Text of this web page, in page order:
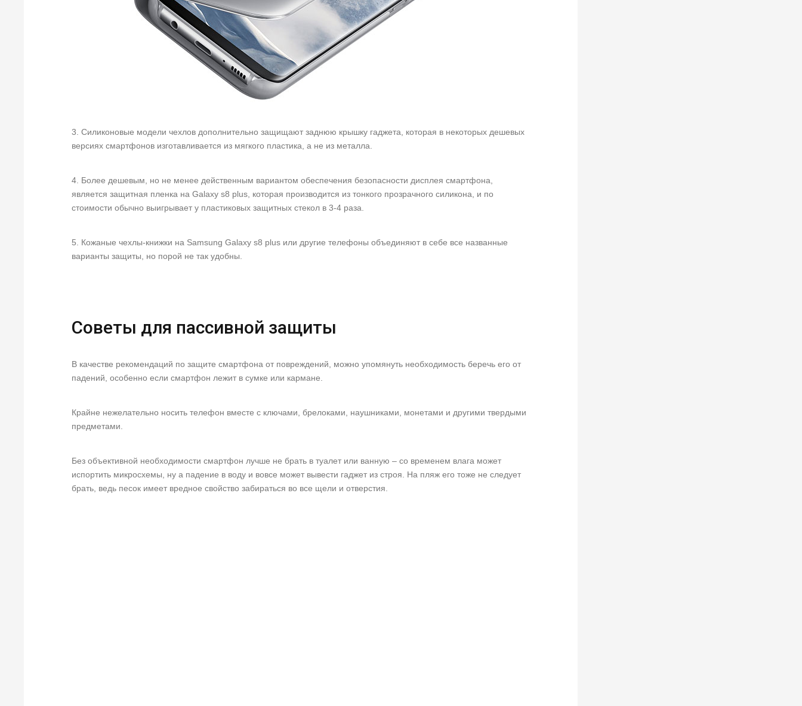
3. Силиконовые модели чехлов дополнительно защищают заднюю крышку гаджета, которая в некоторых дешевых
версиях смартфонов изготавливается из мягкого пластика, а не из металла.
4. Более дешевым, но не менее действенным вариантом обеспечения безопасности дисплея смартфона,
является защитная пленка на Galaxy s8 plus, которая производится из тонкого прозрачного силикона, и по
стоимости обычно выигрывает у пластиковых защитных стекол в 3-4 раза.
5. Кожаные чехлы-книжки на Samsung Galaxy s8 plus или другие телефоны объединяют в себе все названные
варианты защиты, но порой не так удобны.
Советы для пассивной защиты
В качестве рекомендаций по защите смартфона от повреждений, можно упомянуть необходимость беречь его от
падений, особенно если смартфон лежит в сумке или кармане.
Крайне нежелательно носить телефон вместе с ключами, брелоками, наушниками, монетами и другими твердыми
предметами.
Без объективной необходимости смартфон лучше не брать в туалет или ванную – со временем влага может
испортить микросхемы, ну а падение в воду и вовсе может вывести гаджет из строя. На пляж его тоже не следует
брать, ведь песок имеет вредное свойство забираться во все щели и отверстия.